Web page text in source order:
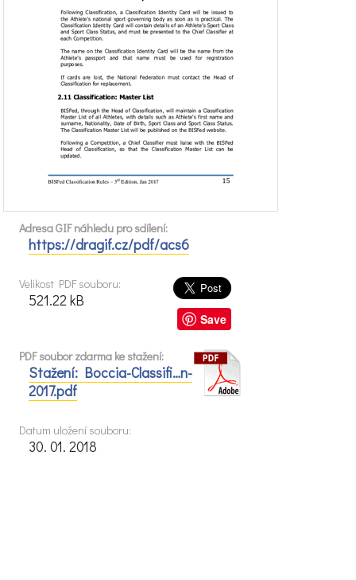
Adresa GIF náhledu pro sdílení:
https://dragif.cz/pdf/acs6
Save
Velikost PDF souboru:
521.22 kB
PDF soubor zdarma ke stažení:
Stažení: Boccia-Classifi…n-
2017.pdf
Datum uložení souboru:
30. 01. 2018